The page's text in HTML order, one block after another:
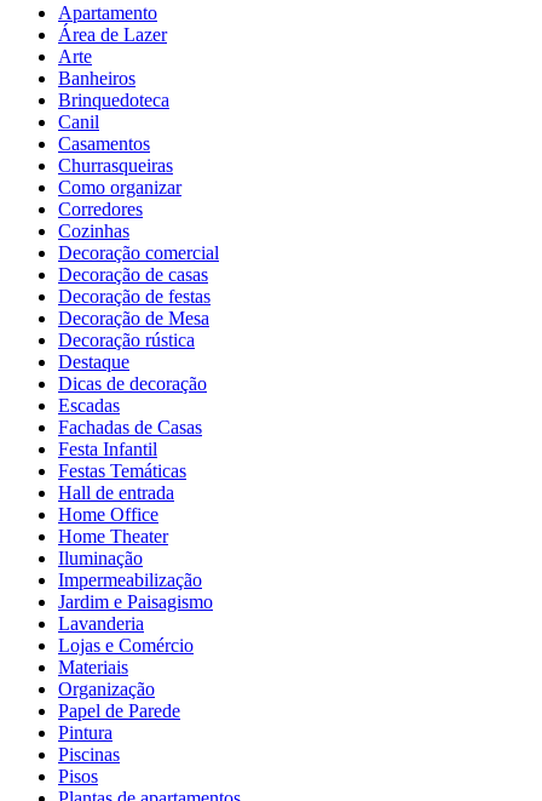
Apartamento
Área de Lazer
Arte
Banheiros
Brinquedoteca
Canil
Casamentos
Churrasqueiras
Como organizar
Corredores
Cozinhas
Decoração comercial
Decoração de casas
Decoração de festas
Decoração de Mesa
Decoração rústica
Destaque
Dicas de decoração
Escadas
Fachadas de Casas
Festa Infantil
Festas Temáticas
Hall de entrada
Home Office
Home Theater
Iluminação
Impermeabilização
Jardim e Paisagismo
Lavanderia
Lojas e Comércio
Materiais
Organização
Papel de Parede
Pintura
Piscinas
Pisos